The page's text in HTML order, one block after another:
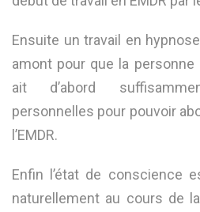
Ensuite un travail en
amont pour que la
ait d’abord
personnelles pour pouvoir
l’EMDR.
Enfin l’état de conscience
naturellement au cours de